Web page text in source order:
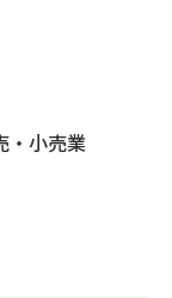
・小売業